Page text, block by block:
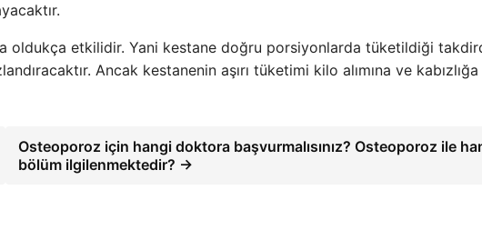
oldukça etkilidir. Yani kestane doğru porsiyonlarda tüketildiği
Ancak kestanenin aşırı tüketimi kilo alımına ve
Osteoporoz için hangi doktora başvurmalısınız? Osteoporoz ile
bölüm ilgilenmektedir? →